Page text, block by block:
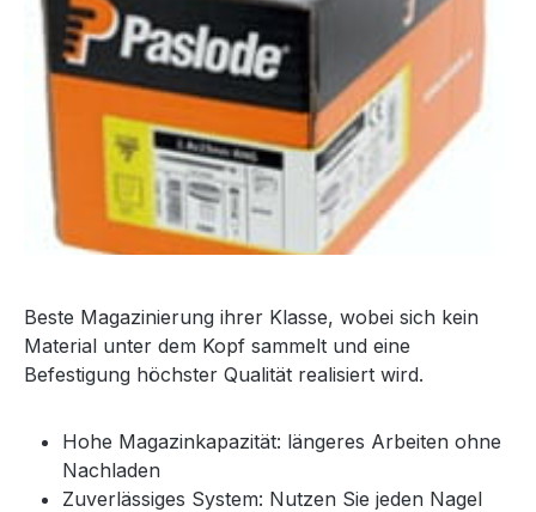
Beste Magazinierung ihrer Klasse, wobei sich kein
Material unter dem Kopf sammelt und eine
Befestigung höchster Qualität realisiert wird.
Hohe Magazinkapazität: längeres Arbeiten ohne
Nachladen
Zuverlässiges System: Nutzen Sie jeden Nagel